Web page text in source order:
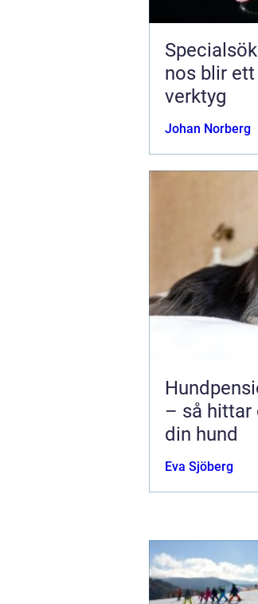
Specialsök hund
nos blir
verktyg
Johan Norberg
– så hittar
din hund
Eva Sjöberg